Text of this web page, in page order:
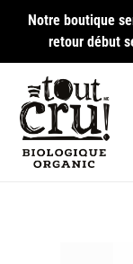
Passer
contenu
Notre boutique
retour début